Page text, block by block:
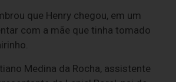
que Henry chegou, em um
com a mãe que tinha tomado
Medina da Rocha, assistente